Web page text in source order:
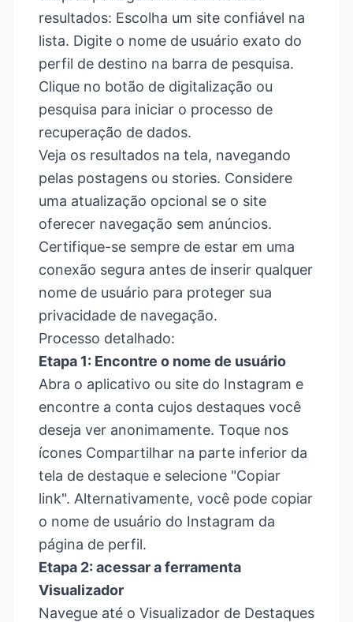
resultados: Escolha um site confiável na
lista. Digite o nome de usuário exato do
perfil de destino na barra de pesquisa.
Clique no botão de digitalização ou
pesquisa para iniciar o processo de
recuperação de dados.
Veja os resultados na tela, navegando
pelas postagens ou stories. Considere
uma atualização opcional se o site
oferecer navegação sem anúncios.
Certifique-se sempre de estar em uma
conexão segura antes de inserir qualquer
nome de usuário para proteger sua
privacidade de navegação.
Processo detalhado:
Etapa 1: Encontre o nome de usuário
Abra o aplicativo ou site do Instagram e
encontre a conta cujos destaques você
deseja ver anonimamente. Toque nos
ícones Compartilhar na parte inferior da
tela de destaque e selecione "Copiar
link". Alternativamente, você pode copiar
o nome de usuário do Instagram da
página de perfil.
Etapa 2: acessar a ferramenta
Visualizador
Navegue até o Visualizador de Destaques